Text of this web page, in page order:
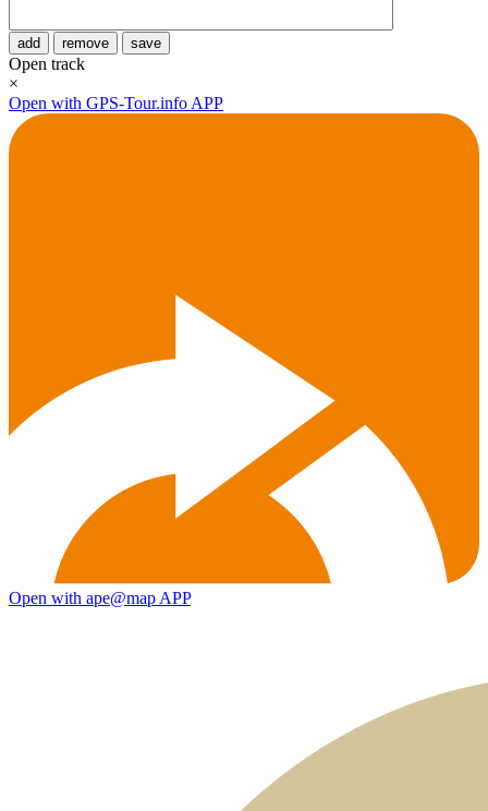
add remove save
Open track
×
Open with GPS-Tour.info APP
Open with ape@map APP